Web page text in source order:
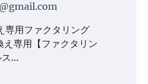
専用ファクタリング
え専用【ファクタリン
ス…